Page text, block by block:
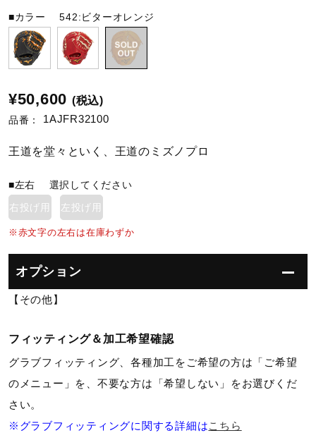
陸上競技
卓球
ソフトボール
ウィンタースポーツ
ワーキング
インナー
■カラー542:ビターオレンジ
¥50,600 (税込)
品番： 1AJFR32100
王道を堂々といく、王道のミズノプロ
■左右 選択してください
右投げ用
左投げ用
※赤文字の左右は在庫わずか
オプション
【その他】
フィッティング＆加工希望確認
グラブフィッティング、各種加工をご希望の方は「ご希望
のメニュー」を、不要な方は「希望しない」をお選びくだ
さい。
※グラブフィッティングに関する詳細はこちら